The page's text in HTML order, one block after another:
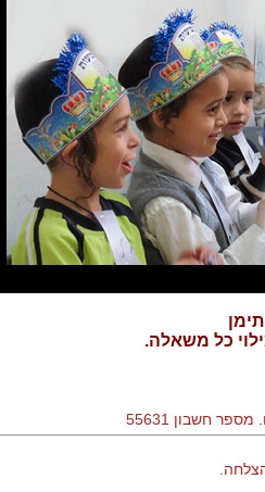
כל משאלה.